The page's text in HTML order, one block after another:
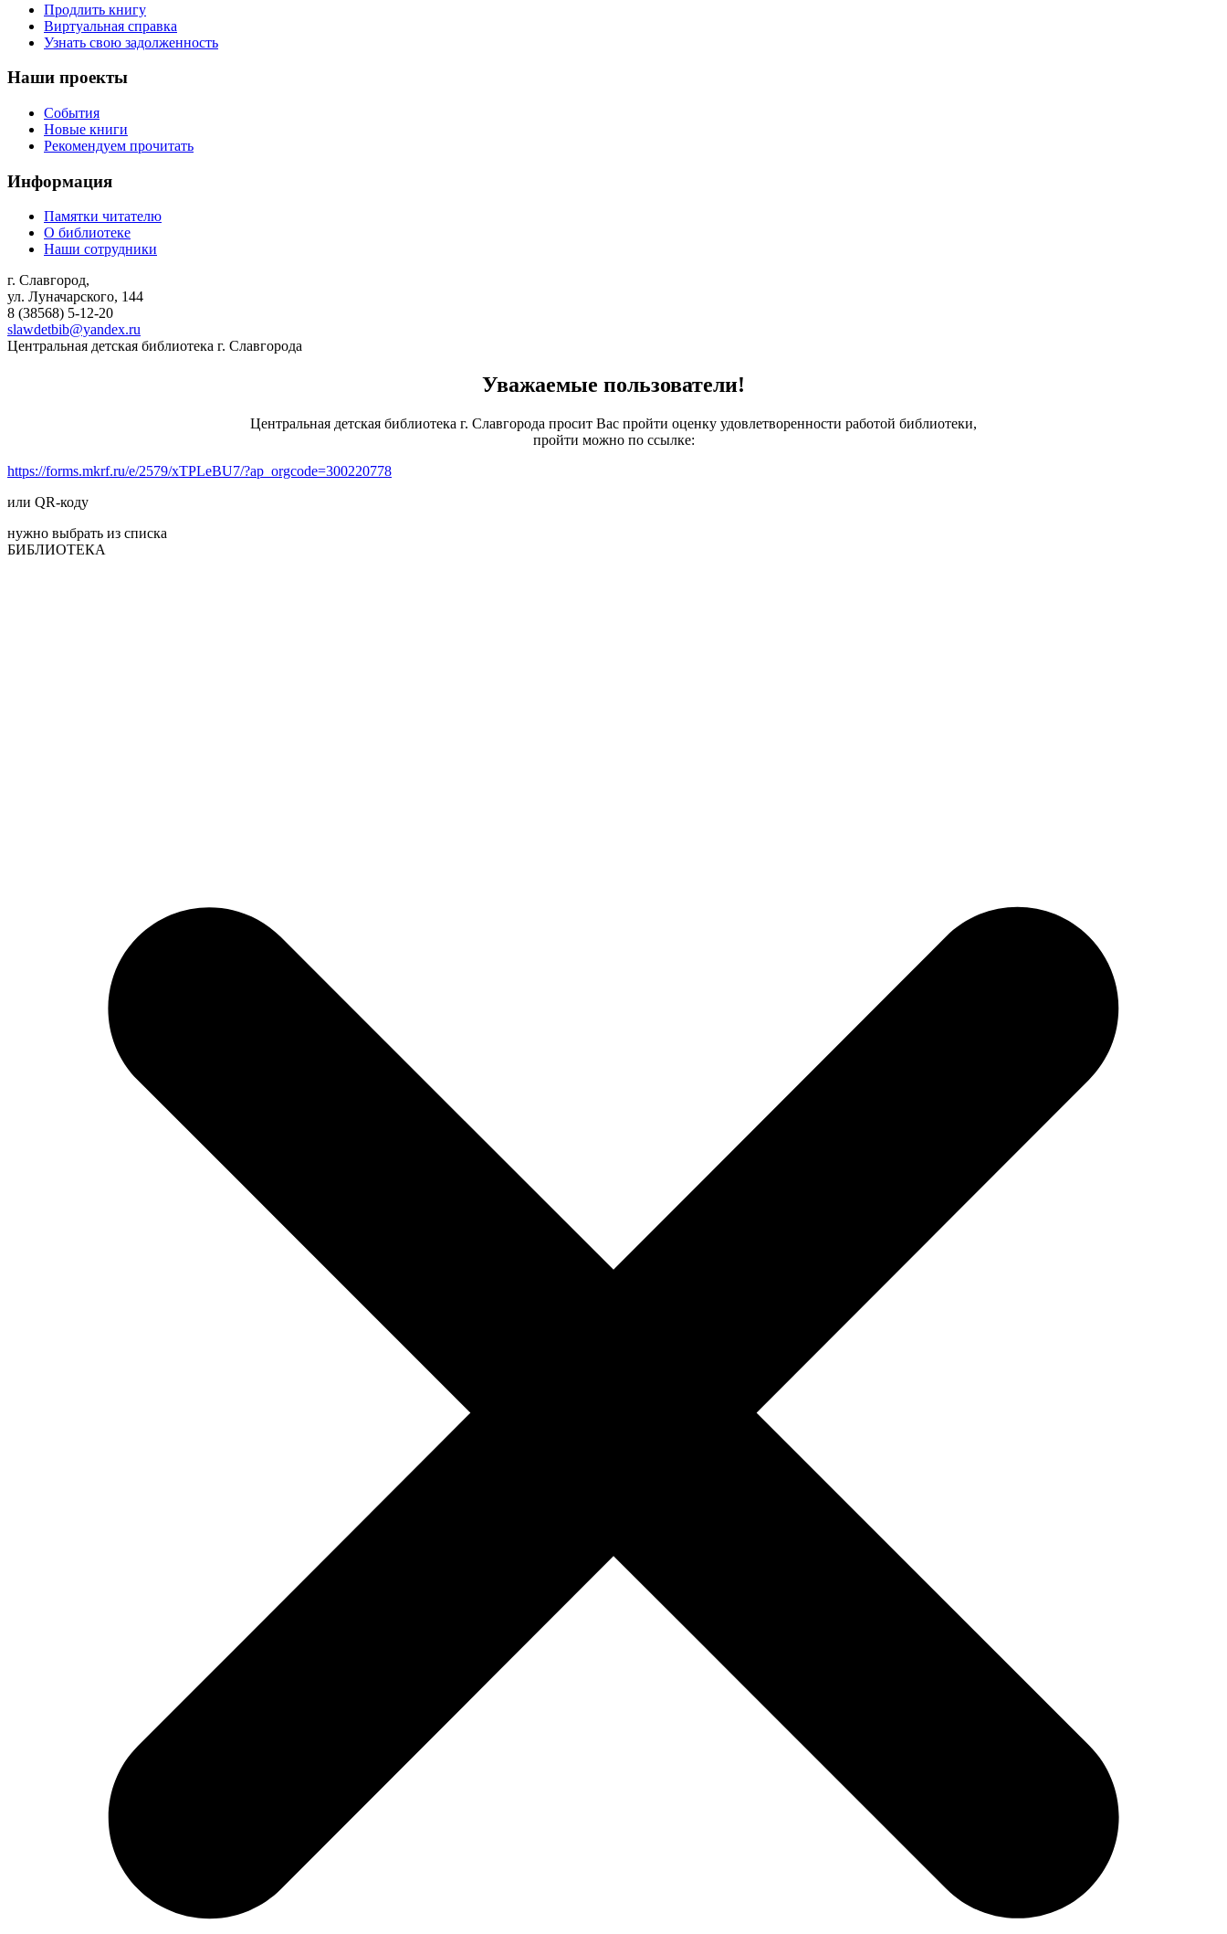
Продлить книгу
Виртуальная справка
Узнать свою задолженность
Наши проекты
События
Новые книги
Рекомендуем прочитать
Информация
Памятки читателю
О библиотеке
Наши сотрудники
г. Славгород,
ул. Луначарского, 144
8 (38568) 5-12-20
slawdetbib@yandex.ru
Центральная детская библиотека г. Славгорода
Уважаемые пользователи!
Центральная детская библиотека г. Славгорода просит Вас пройти оценку удовлетворенности работой библиотеки,
пройти можно по ссылке:
https://forms.mkrf.ru/e/2579/xTPLeBU7/?ap_orgcode=300220778
или QR-коду
нужно выбрать из списка
БИБЛИОТЕКА